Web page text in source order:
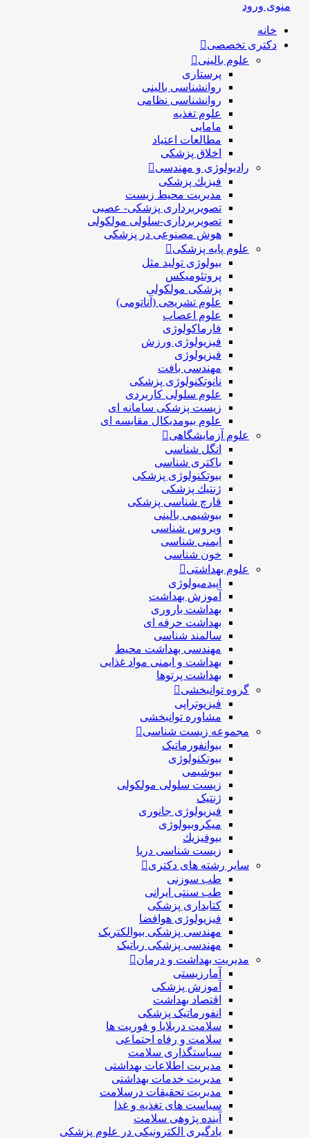
منوی ورود
خانه
دکتری تخصصی
علوم بالینی
پرستاری
روانشناسی بالینی
روانشناسی نظامی
علوم تغذیه
مامایی
مطالعات اعتیاد
اخلاق پزشکی
رادیولوژی و مهندسی
فيزيك پزشکی
مدیریت محیط زیست
تصویربرداری پزشکی- عصبی
تصویربرداری-سلولی مولکولی
هوش مصنوعی در پزشکی
علوم پایه پزشکی
بیولوژی تولید مثل
پروتئومیکس
پزشکی مولکولی
علوم تشریحی (آناتومی)
علوم اعصاب
فارماکولوژی
فیزیولوژی ورزش
فیزیولوژی
مهندسی بافت
نانوتکنولوژی پزشکی
علوم سلولی کاربردی
زیست پزشکی سامانه ای
علوم بیومدیکال مقایسه ای
علوم آزمایشگاهی
انگل شناسی
باکتری شناسی
بیوتکنولوژی پزشکی
ژنتيك پزشکی
قارچ شناسی پزشكی
بیوشیمی بالینی
ویروس شناسی
ایمنی شناسی
خون شناسی
علوم بهداشتی
اپیدمیولوژی
آموزش بهداشت
بهداشت باروری
بهداشت حرفه ای
سالمند شناسی
مهندسی بهداشت محيط
بهداشت و ایمنی مواد غذایی
بهداشت پرتوها
گروه توانبخشی
فیزیوتراپی
مشاوره توانبخشی
مجموعه زیست شناسی
بیوانفورماتیک
بیوتکنولوژی
بیوشیمی
زیست سلولی مولکولی
ژنتیک
فیزیولوژی جانوری
میکروبیولوژی
بيوفيزيك
زیست شناسی دریا
سایر رشته های دکتری
طب سوزنی
طب سنتی ایرانی
کتابداری پزشکی
فیزیولوژی هوافضا
مهندسی پزشکی بیوالکتریک
مهندسی پزشکی رباتیک
مدیریت بهداشت و درمان
آمارزیستی
آموزش پزشکی
اقتصاد بهداشت
انفورماتیک پزشکی
سلامت دربلايا و فوريت ها
سلامت و رفاه اجتماعی
سیاستگذاری سلامت
مدیریت اطلاعات بهداشتی
مدیریت خدمات بهداشتی
مدیریت تحقیقات درسلامت
سیاست های تغذیه و غذا
آینده پژوهی سلامت
یادگیری الکترونیکی در علوم پزشکی